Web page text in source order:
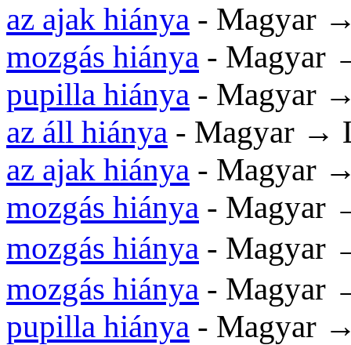
az ajak hiánya - Magyar
mozgás hiánya - Magyar
pupilla hiánya - Magyar
az áll hiánya - Magyar →
az ajak hiánya - Magyar
mozgás hiánya - Magyar
mozgás hiánya - Magyar
mozgás hiánya - Magyar
pupilla hiánya - Magyar